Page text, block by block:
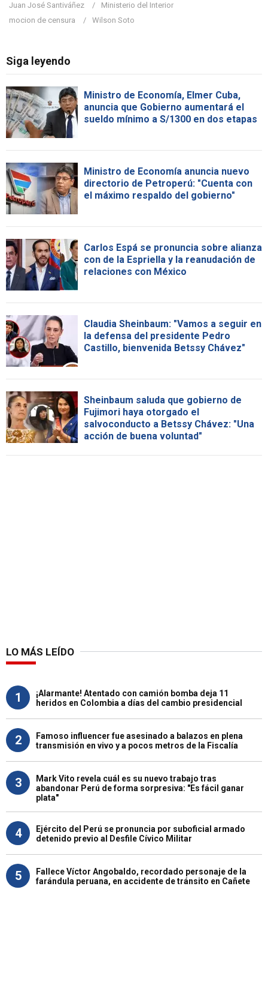
Juan José Santiváñez
Ministerio del Interior
mocion de censura
Wilson Soto
Siga leyendo
Ministro de Economía, Elmer Cuba,
anuncia que Gobierno aumentará el
sueldo mínimo a S/1300 en dos etapas
Ministro de Economía anuncia nuevo
directorio de Petroperú: "Cuenta con
el máximo respaldo del gobierno"
Carlos Espá se pronuncia sobre alianza
con de la Espriella y la reanudación de
relaciones con México
Claudia Sheinbaum: "Vamos a seguir en
la defensa del presidente Pedro
Castillo, bienvenida Betssy Chávez"
Sheinbaum saluda que gobierno de
Fujimori haya otorgado el
salvoconducto a Betssy Chávez: "Una
acción de buena voluntad"
LO MÁS LEÍDO
1
¡Alarmante! Atentado con camión bomba deja 11
heridos en Colombia a días del cambio presidencial
2
Famoso influencer fue asesinado a balazos en plena
transmisión en vivo y a pocos metros de la Fiscalía
3
Mark Vito revela cuál es su nuevo trabajo tras
abandonar Perú de forma sorpresiva: "Es fácil ganar
plata"
4
Ejército del Perú se pronuncia por suboficial armado
detenido previo al Desfile Cívico Militar
5
Fallece Víctor Angobaldo, recordado personaje de la
farándula peruana, en accidente de tránsito en Cañete